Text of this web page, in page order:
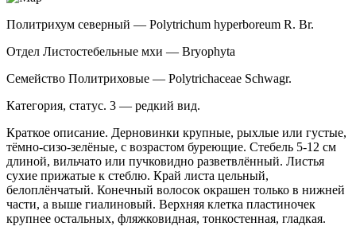
Политрихум северный — Polytrichum hyperboreum R. Br.
Отдел Листостебельные мхи — Bryophyta
Семейство Политриховые — Polytrichaceae Schwagr.
Категория, статус. 3 — редкий вид.
Краткое описание. Дерновинки крупные, рых­лые или густые,
тёмно-сизо-зелёные, с возрастом бу­реющие. Стебель 5-12 см
длиной, вильчато или пуч­ковидно разветвлённый. Листья
сухие прижатые к стеблю. Край листа цельный,
белоплёнчатый. Конеч­ный волосок окрашен только в нижней
части, а выше гиалиновый. Верхняя клетка пластиночек
крупнее остальных, фляжковидная, тонкостенная, гладкая.